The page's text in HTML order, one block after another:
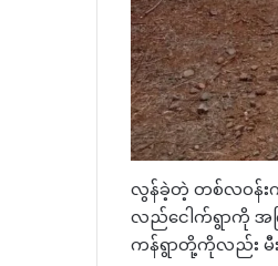
လွန်ခဲ့တဲ့ တစ်လဝန်း
လည်ငေါက်ရွာကို အ
ကန်ရွာတို့ကိုလည်း မီ